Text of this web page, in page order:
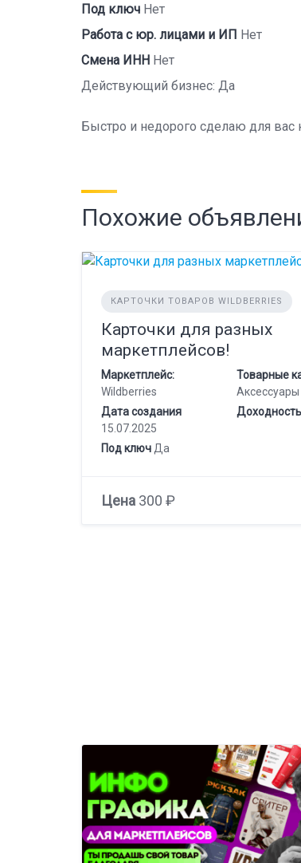
Под ключ Нет
Работа с юр. лицами и ИП Нет
Смена ИНН Нет
Действующий бизнес: Да
Быстро и недорого сделаю для вас
Похожие
КАРТОЧКИ ТОВАРОВ WILDBERRIES
Карточки для разных
маркетплейсов!
Маркетплейс:
Wildberries
Товарные
Аксессуары
Дата создания
15.07.2025
Доходность
Под ключ Да
Цена 300 ₽